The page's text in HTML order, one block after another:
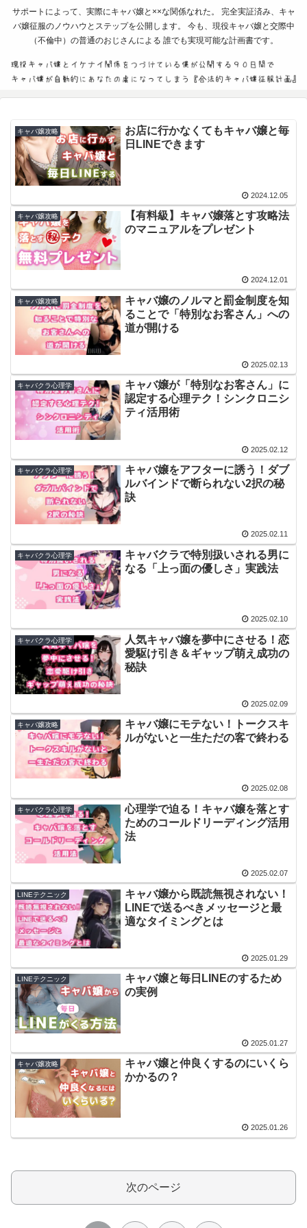
サポートによって、実際にキャバ嬢と××な関係なれた。 完全実証済み、キャ
バ嬢征服のノウハウとステップを公開します。 今も、現役キャバ嬢と交際中
（不倫中）の普通のおじさんによる 誰でも実現可能な計画書です。
キャバ嬢攻略
お店に行かなくてもキャバ嬢と毎
日LINEできます
2024.12.05
キャバ嬢攻略
【有料級】キャバ嬢落とす攻略法
のマニュアルをプレゼント
2024.12.01
キャバ嬢攻略
キャバ嬢のノルマと罰金制度を知
ることで「特別なお客さん」への
道が開ける
2025.02.13
キャバクラ心理学
キャバ嬢が「特別なお客さん」に
認定する心理テク！シンクロニシ
ティ活用術
2025.02.12
キャバクラ心理学
キャバ嬢をアフターに誘う！ダブ
ルバインドで断られない2択の秘
訣
2025.02.11
キャバクラ心理学
キャバクラで特別扱いされる男に
なる「上っ面の優しさ」実践法
2025.02.10
キャバクラ心理学
人気キャバ嬢を夢中にさせる！恋
愛駆け引き＆ギャップ萌え成功の
秘訣
2025.02.09
キャバ嬢攻略
キャバ嬢にモテない！トークスキ
ルがないと一生ただの客で終わる
2025.02.08
キャバクラ心理学
心理学で迫る！キャバ嬢を落とす
ためのコールドリーディング活用
法
2025.02.07
LINEテクニック
キャバ嬢から既読無視されない！
LINEで送るべきメッセージと最
適なタイミングとは
2025.01.29
LINEテクニック
キャバ嬢と毎日LINEのするため
の実例
2025.01.27
キャバ嬢攻略
キャバ嬢と仲良くするのにいくら
かかるの？
2025.01.26
次のページ